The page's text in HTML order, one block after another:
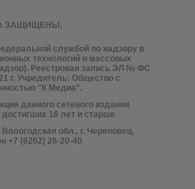
ЗАЩИЩЕНЫ.
службой по надзору в
технологий и массовых
Реестровая запись ЭЛ № ФС
г. Учредитель: Общество с
"К Медиа".
данного сетевого издания
16 лет и старше
обл., г. Череповец,
+7 (8202) 28-20-40